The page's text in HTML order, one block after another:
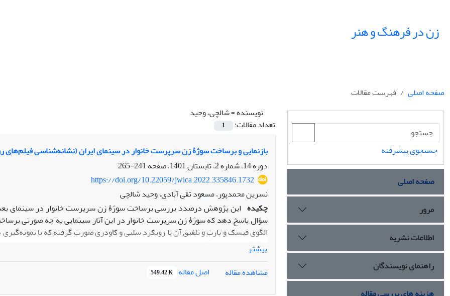
زن در فرهنگ و هنر
صفحه اصلی
فهرست مقالات
نویسنده =شالچی، وحید
تعداد مقالات:
1
بازنمایی و برساخت سوژۀ زن سرپرست خانوار در سینمای ایران (نشانه‌شناسی فیلم‌های
دوره 14، شماره 2، تابستان 1401، صفحه
241-265
https://doi.org/10.22059/jwica.2022.335846.1732
نسرین محمدپور، مسعود تقی آبادی، وحید شالچی
چکیده این پژوهش درصدد بررسی برساخت سوژۀ زن سرپرست خانوار در سینمای بعد
سؤال پاسخ دهد که سوژۀ زن سرپرست خانوار در این آثار سینمایی به چه صورتی
و 90 برای تحلیل برگزیده شده است. نتایج نشان می‌دهد که قدرت در این فیلم‌ها بر
زن را بازتولید کرده است. ازسوی دیگر شاهد برساخت زن وفادار در قبال تعهد به
ِسرپرست ‌خانوار، عفیف و عشق‌ورز است. معانی فرهنگی فیلم‌ها عبارتند از: طبقۀ
سرپرست خانوار جوان؛ مشکلات معیشتی و اقتصادی آنان؛ نگاه برساخت‌شدۀ مردم به
بیشتر
مشاهده مقاله
اصل مقاله 549.42 K
جستجوی پیشرفته
صفحه اصلی
مرور
اطلاعات نشریه
راهنمای نویسندگان